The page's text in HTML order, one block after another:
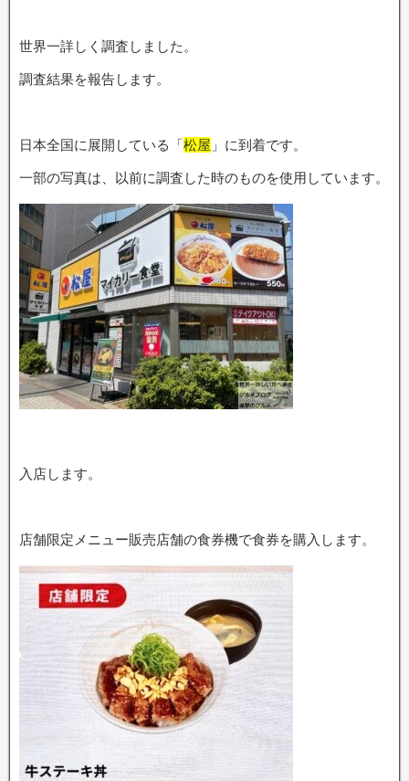
世界一詳しく調査しました。
調査結果を報告します。
日本全国に展開している「松屋 」に到着です。
一部の写真は、以前に調査した時のものを使用しています。
入店します。
店舗限定メニュー販売店舗の食券機で食券を購入します。